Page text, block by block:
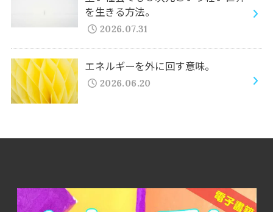
を生きる方法。
2026.07.31
エネルギーを外に回す意味。
2026.06.20